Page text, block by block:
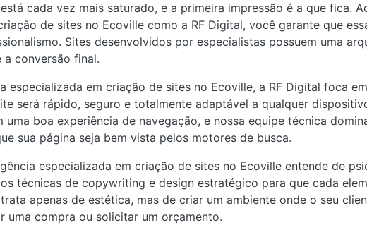
cada vez mais saturado, e a primeira impressão é a que fica.
de sites no Ecoville como a RF Digital, você garante que
Sites desenvolvidos por especialistas possuem uma
conversão final.
especializada em criação de sites no Ecoville, a RF Digital foca
será rápido, seguro e totalmente adaptável a qualquer
uma boa experiência de navegação, e nossa equipe técnica
sua página seja bem vista pelos motores de busca.
especializada em criação de sites no Ecoville entende de
técnicas de copywriting e design estratégico para que cada
apenas de estética, mas de criar um ambiente onde o seu
uma compra ou solicitar um orçamento.